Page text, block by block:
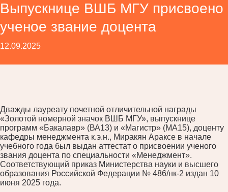
Выпускнице ВШБ МГУ присвоено
ученое звание доцента
12.09.2025
Дважды лауреату почетной отличительной награды
«Золотой номерной значок ВШБ МГУ», выпускнице
программ «Бакалавр» (ВА13) и «Магистр» (МА15), доценту
кафедры менеджмента к.э.н., Миракян Араксе в начале
учебного года был выдан аттестат о присвоении ученого
звания доцента по специальности «Менеджмент».
Соответствующий приказ Министерства науки и высшего
образования Российской Федерации № 486/нк-2 издан 10
июня 2025 года.